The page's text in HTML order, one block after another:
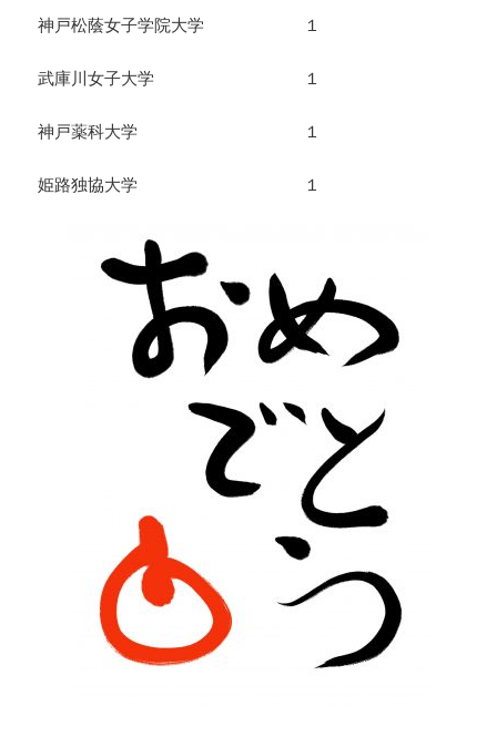
神戸松蔭女子学院大学 １
武庫川女子大学 １
神戸薬科大学 １
姫路独協大学 １